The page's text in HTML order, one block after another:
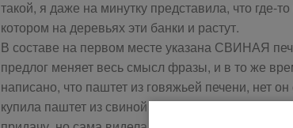
такой, я даже на минутку представила, что где-
котором на деревьях эти банки и растут.
В составе на первом месте указана СВИНАЯ
предлог меняет весь смысл фразы, и в то же
написано, что паштет из говяжьей печени, нет
купила паштет из свиной печени с примесью